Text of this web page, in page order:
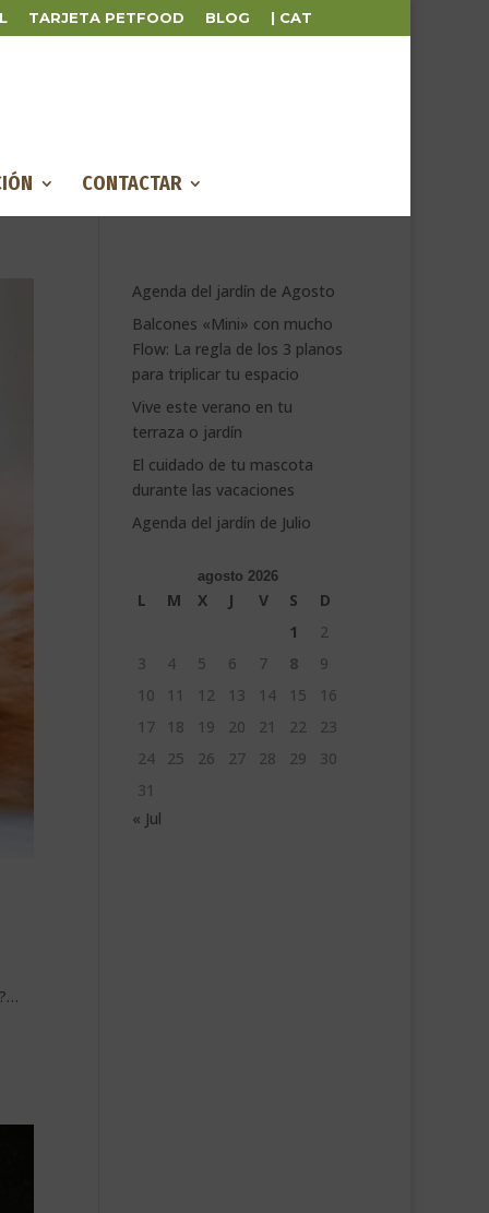
TARJETA PETFOOD BLOG | CAT
CONTACTAR
Agenda del jardín de Agosto
Balcones «Mini» con mucho
Flow: La regla de los 3 planos
para triplicar tu espacio
Vive este verano en tu
terraza o jardín
El cuidado de tu mascota
durante las vacaciones
Agenda del jardín de Julio
agosto 2026
L M X J V S
D
1
2
3
4 5 6 7 8
9
10
11 12 13 14 15
16
17
18 19 20 21 22
23
24
25 26 27 28 29
30
31
« Jul